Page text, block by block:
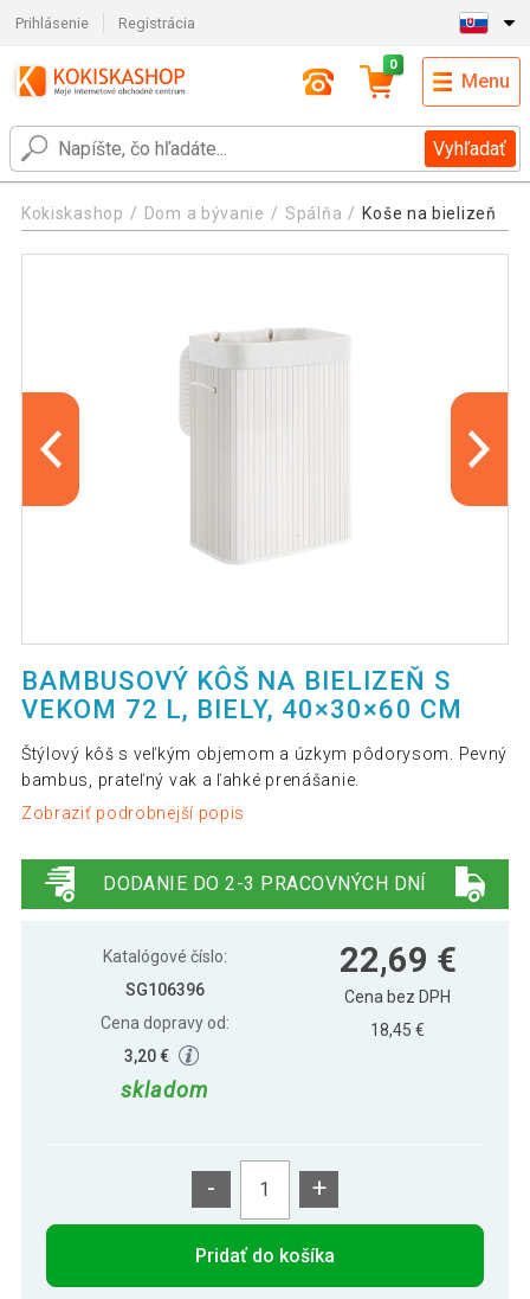
Prihlásenie Registrácia
Vyhľadať
0
Menu
Kokiskashop Dom a bývanie Spálňa Koše na bielizeň
BAMBUSOVÝ KÔŠ NA BIELIZEŇ S
VEKOM 72 L, BIELY, 40×30×60 CM
Štýlový kôš s veľkým objemom a úzkym pôdorysom. Pevný
bambus, prateľný vak a ľahké prenášanie.
Zobraziť podrobnejší popis
DODANIE DO 2-3 PRACOVNÝCH DNÍ
Katalógové číslo:
SG106396
Cena dopravy od:
3,20 €
skladom
22,69 €
Cena bez DPH
18,45 €
- +
Pridať do košíka